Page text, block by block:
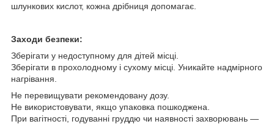
шлункових кислот, кожна дрібниця допомагає.
Заходи безпеки:
Зберігати у недоступному для дітей місці.
Зберігати в прохолодному і сухому місці. Уникайте надмірного
нагрівання.
Не перевищувати рекомендовану дозу.
Не використовувати, якщо упаковка пошкоджена.
При вагітності, годуванні груддю чи наявності захворювань —